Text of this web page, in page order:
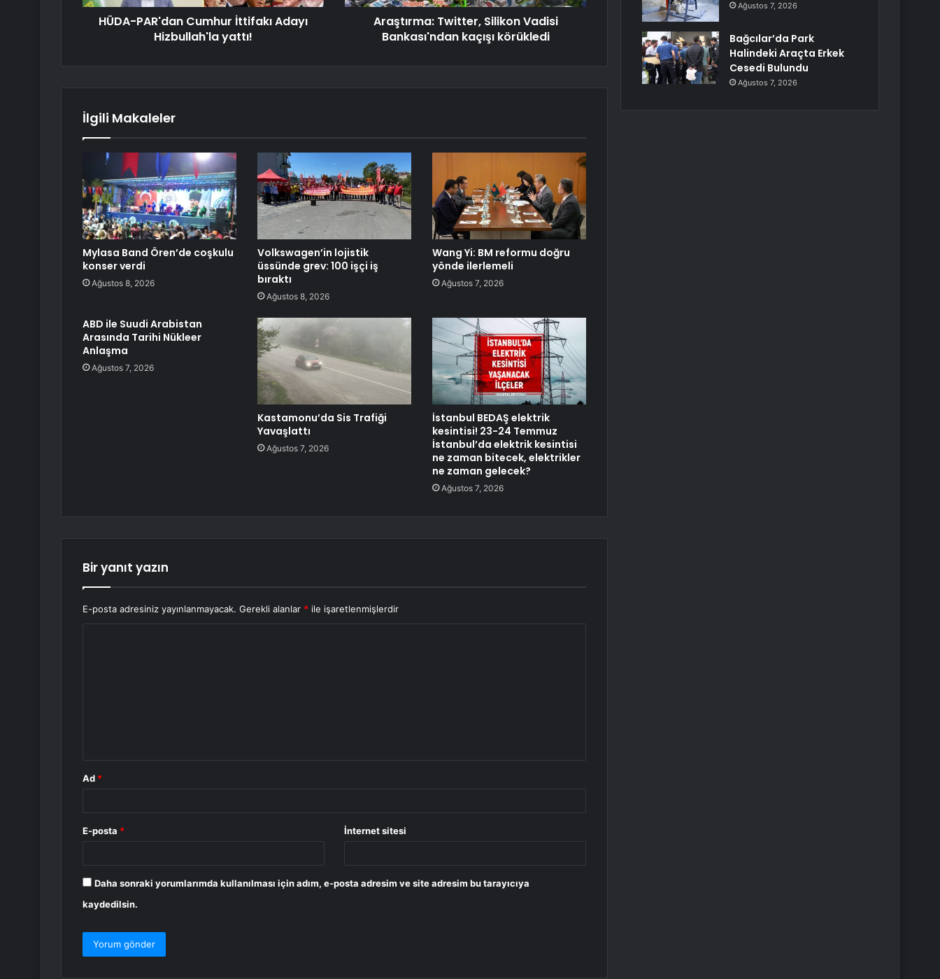
HÜDA-PAR'dan Cumhur İttifakı Adayı
Hizbullah'la yattı!
Araştırma: Twitter, Silikon Vadisi
Bankası'ndan kaçışı körükledi
İlgili Makaleler
Mylasa Band Ören’de coşkulu
konser verdi
Ağustos 8, 2026
Volkswagen’in lojistik
üssünde grev: 100 işçi iş
bıraktı
Ağustos 8, 2026
Wang Yi: BM reformu doğru
yönde ilerlemeli
Ağustos 7, 2026
ABD ile Suudi Arabistan
Arasında Tarihi Nükleer
Anlaşma
Ağustos 7, 2026
Kastamonu’da Sis Trafiği
Yavaşlattı
Ağustos 7, 2026
İstanbul BEDAŞ elektrik
kesintisi! 23-24 Temmuz
İstanbul’da elektrik kesintisi
ne zaman bitecek, elektrikler
ne zaman gelecek?
Ağustos 7, 2026
Bir yanıt yazın
E-posta adresiniz yayınlanmayacak. Gerekli alanlar * ile işaretlenmişlerdir
Ad *
E-posta * İnternet sitesi
Daha sonraki yorumlarımda kullanılması için adım, e-posta adresim ve site adresim bu tarayıcıya
kaydedilsin.
Ağustos 7, 2026
Bağcılar’da Park
Halindeki Araçta Erkek
Cesedi Bulundu
Ağustos 7, 2026